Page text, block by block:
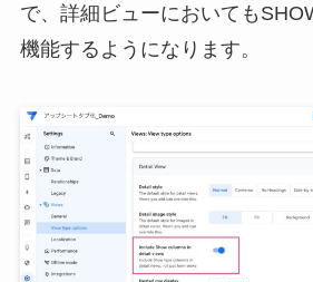
で、詳細ビューにおいても
機能するようになります。